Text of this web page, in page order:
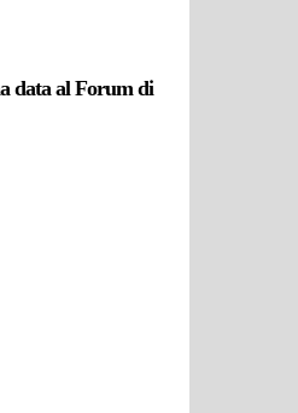
data al Forum di